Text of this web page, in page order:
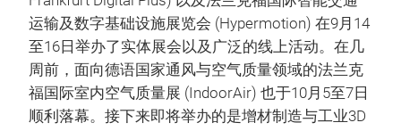
运输及数字基础设施展览会 (Hypermotion) 在9月14
至16日举办了实体展会以及广泛的线上活动。在几
周前，面向德语国家通风与空气质量领域的法兰克
福国际室内空气质量展 (IndoorAir) 也于10月5至7日
顺利落幕。接下来即将举办的是增材制造与工业3D